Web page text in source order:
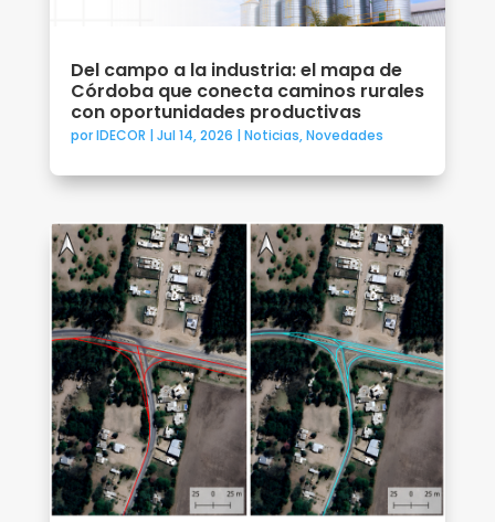
Del campo a la industria: el mapa de
Córdoba que conecta caminos rurales
con oportunidades productivas
porIDECOR | Jul 14, 2026 | Noticias,Novedades